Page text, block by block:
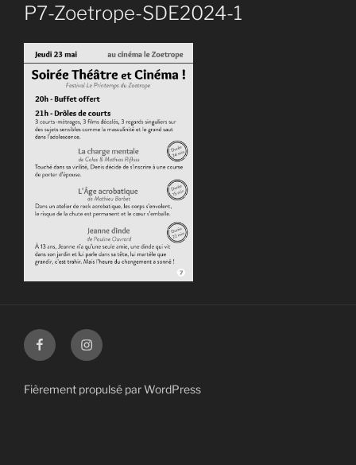
P7-Zoetrope-SDE2024-1
FacebookInstagram
Fièrement propulsé par WordPress